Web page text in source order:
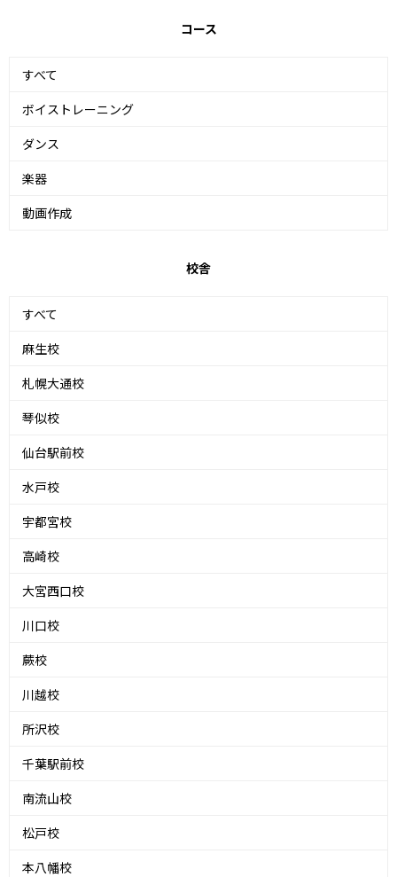
コース
すべて
ボイストレーニング
ダンス
楽器
動画作成
校舎
すべて
麻生校
札幌大通校
琴似校
仙台駅前校
水戸校
宇都宮校
高崎校
大宮西口校
川口校
蕨校
川越校
所沢校
千葉駅前校
南流山校
松戸校
本八幡校